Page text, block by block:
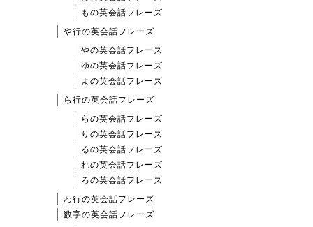
もの英会話フレーズ
や行の英会話フレーズ
やの英会話フレーズ
ゆの英会話フレーズ
よの英会話フレーズ
ら行の英会話フレーズ
らの英会話フレーズ
りの英会話フレーズ
るの英会話フレーズ
れの英会話フレーズ
ろの英会話フレーズ
わ行の英会話フレーズ
数字の英会話フレーズ